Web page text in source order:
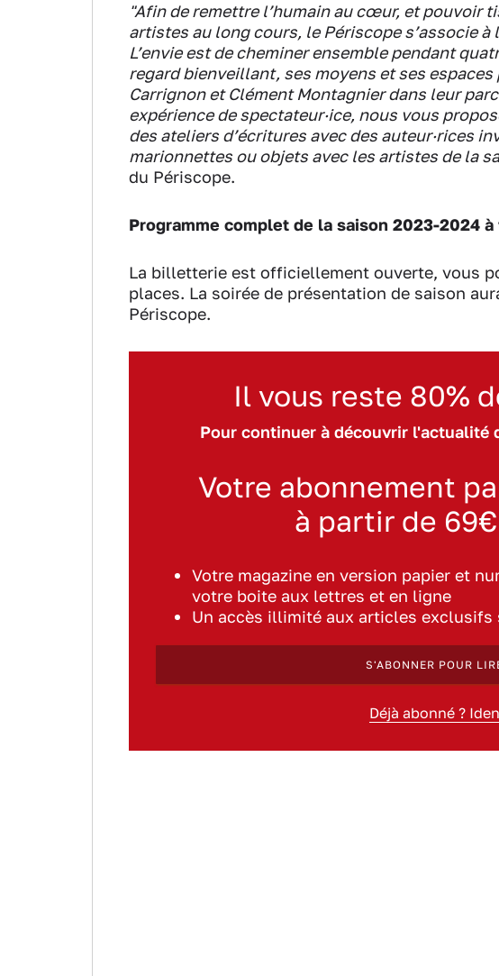
"Afin de remettre l’humain au cœur, et pouvoir
artistes au long cours, le Périscope s’associe à
L’envie est de cheminer ensemble pendant
regard bienveillant, ses moyens et ses
Carrignon et Clément Montagnier dans leur
expérience de spectateur·ice, nous vous
des ateliers d’écritures avec des auteur·rices
marionnettes ou objets avec les artistes de la
du Périscope.
Programme complet de la saison 2023-2024
La billetterie est officiellement ouverte, vous
places. La soirée de présentation de saison
Périscope.
Il vous reste 80%
Pour continuer à découvrir l'actualité
Votre abonnement
à partir de
Votre magazine en version papier et
votre boite aux lettres et en ligne
Un accès illimité aux articles
S'ABONNER POUR
Déjà abonné ?